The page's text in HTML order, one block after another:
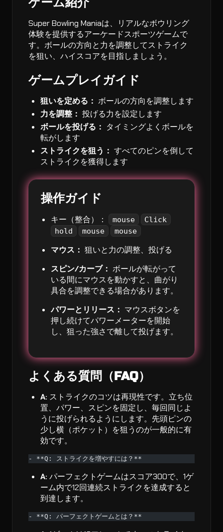
ゲーム紹介
Super Bowling Maniaは、リアルなボウリング
体験を提供するアーケードスポーツゲームで
す。ボールの方向と力を調整してストライク
を狙い、ハイスコアを目指しましょう。
ゲームプレイガイド
狙いを定める： ボールの方向を調整します
力を調整： 投げる力を設定します
ボールを投げる： タイミングよくボールを
転がします
ストライクを狙う： すべてのピンを倒して
ストライクを獲得します
操作ガイド
キー（整合）： mouse
Click
hold
mouse mouse
マウス： 狙いと力の調整、投げる
スピン/カーブ： ボールが転がって
いる間にマウスを動かすと、曲がり
具合を調整できる場合があります。
パワーとリリース： マウスボタンを
押し続けてパワーメーターを開始
し、狙った強さで離して投げます。
よくある質問（FAQ）
A: ストライクのコツは再現性です。立ち位
置、パワー、スピンを固定し、毎回同じよ
うに投げられるようにします。先頭ピンの
少し横（ポケット）を狙うのが一般的に有
効です。
- **Q: ストライクを増やすには？**
A: パーフェクトゲームはスコア300で、1ゲ
ーム内で12回連続ストライクを達成すると
到達します。
- **Q: パーフェクトゲームとは？**